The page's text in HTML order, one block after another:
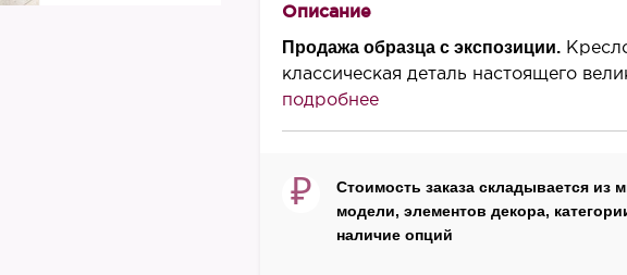
Высота, мм
1030
Ширина, мм
660
Глубина, мм
770
Материал корпуса
Описание
Продажа образца с экспозиции.
классическая деталь настоящего
подробнее
₽
Стоимость заказа складывается из
модели, элементов декора,
наличие опций